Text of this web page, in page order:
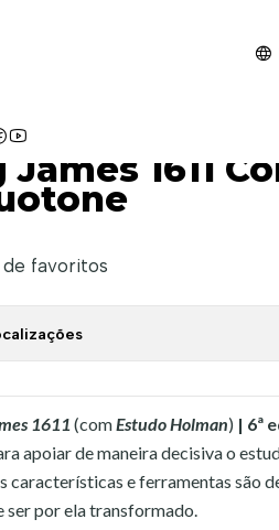
Holman Duotone
1611
favoritos
1611 (comEstudo Holman) | 6ª
apoiar de maneira decisiva o
características e ferramentas são
ser por ela transformado.